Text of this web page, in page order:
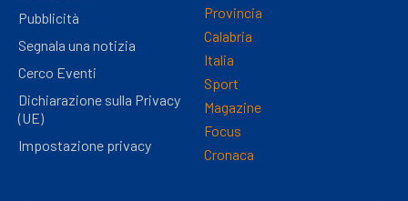
Pubblicità
Segnala una notizia
Cerco Eventi
Dichiarazione sulla Privacy
(UE)
Impostazione privacy
Provincia
Calabria
Italia
Sport
Magazine
Focus
Cronaca